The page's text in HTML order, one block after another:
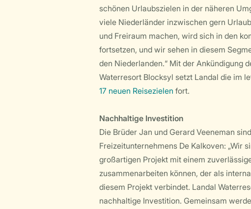
schönen Urlaubszielen in der näheren
viele Niederländer inzwischen gern
und Freiraum machen, wird sich in den
fortsetzen, und wir sehen in diesem
den Niederlanden.“ Mit der Ankündigung
Waterresort Blocksyl setzt Landal die im
17 neuen Reisezielen fort.
Nachhaltige Investition
Die Brüder Jan und Gerard Veeneman
Freizeitunternehmens De Kalkoven: „Wir
großartigen Projekt mit einem
zusammenarbeiten können, der als
diesem Projekt verbindet. Landal
nachhaltige Investition. Gemeinsam